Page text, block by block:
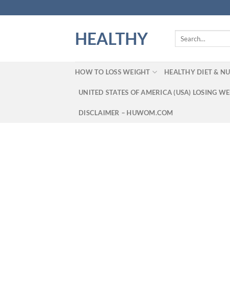
to
HEALTHY
HOW TO LOSS WEIGHT HEALTHY DIET &
UNITED STATES OF AMERICA (USA) LOSING
DISCLAIMER – HUWOM.COM